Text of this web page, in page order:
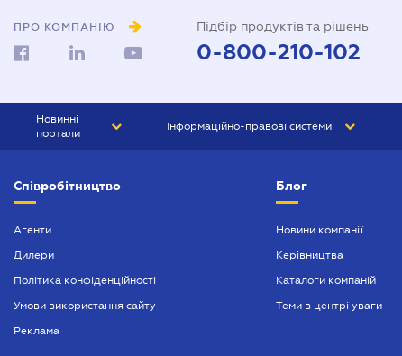
ПРО КОМПАНІЮ Підбір продуктів та рішень
0-800-210-102
Новинні
портали
БІЗНЕС
Інформаційно-правові системи
БУХГАЛТЕР ПРОФ
Співробітництво
Агенти
Дилери
Політика конфіденційності
Умови використання сайту
Реклама
Блог
Новини компанії
Керівництва
Каталоги компаній
Теми в центрі уваги